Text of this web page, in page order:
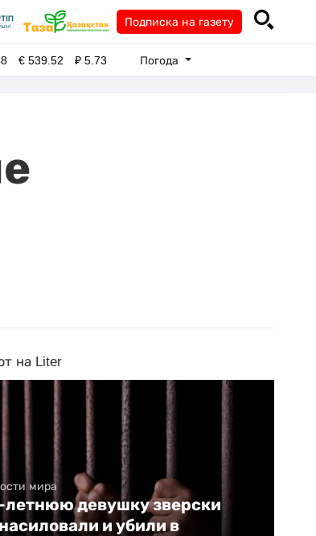
Подписка на газету
€539.52 ₽5.73 Погода
на Liter
мира
летнюю девушку зверски
и убили в